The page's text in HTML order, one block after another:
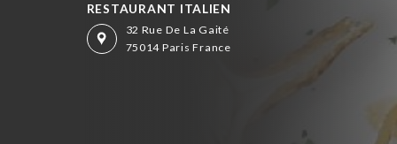
RESTAURANT ITALIEN
32 Rue De La Gaité
75014 Paris France